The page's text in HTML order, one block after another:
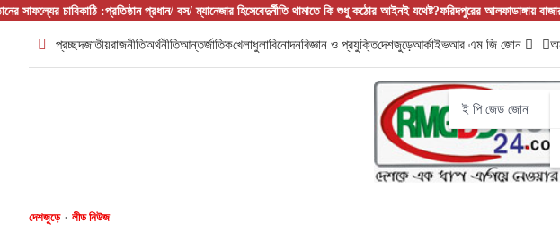
Skip
content
চাবিকাঠি :প্রতিষ্ঠান প্রধান/ বস/ ম্যানেজার হিসেবেদুর্নীতি থামাতে কি শুধু কঠোর আইনই যথেষ্ট?ফরিদপুরের আলফাডাঙ্গায় বাজার
প্রচ্ছদজাতীয়রাজনীতিঅর্থনীতিআন্তর্জাতিকখেলাধুলাবিনোদনবিজ্ঞান ও প্রযুক্তিদেশজুড়েআর্কাইভআর এম জি জোন
ই পি জেড জোন
দেশজুড়ে লীড নিউজ